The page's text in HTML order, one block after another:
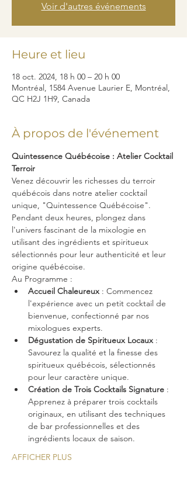
Voir d'autres événements
Heure et lieu
18 oct. 2024, 18 h 00 – 20 h 00
Montréal, 1584 Avenue Laurier E, Montréal,
QC H2J 1H9, Canada
À propos de l'événement
Quintessence Québécoise : Atelier Cocktail
Terroir
Venez découvrir les richesses du terroir
québécois dans notre atelier cocktail
unique, "Quintessence Québécoise".
Pendant deux heures, plongez dans
l'univers fascinant de la mixologie en
utilisant des ingrédients et spiritueux
sélectionnés pour leur authenticité et leur
origine québécoise.
Au Programme :
Accueil Chaleureux : Commencez
l'expérience avec un petit cocktail de
bienvenue, confectionné par nos
mixologues experts.
Dégustation de Spiritueux Locaux :
Savourez la qualité et la finesse des
spiritueux québécois, sélectionnés
pour leur caractère unique.
Création de Trois Cocktails Signature :
Apprenez à préparer trois cocktails
originaux, en utilisant des techniques
de bar professionnelles et des
ingrédients locaux de saison.
AFFICHER PLUS